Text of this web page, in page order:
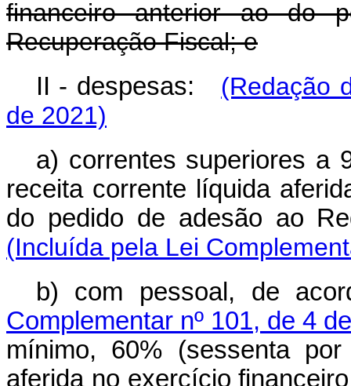
financeiro anterior ao do
Recuperação Fiscal; e
II - despesas: (Redação
de 2021)
a) correntes superiores a
receita corrente líquida
do pedido de adesão ao
(Incluída pela Lei
b) com pessoal, de
Complementar nº 101, de 4
mínimo, 60% (sessenta
aferida no exercício